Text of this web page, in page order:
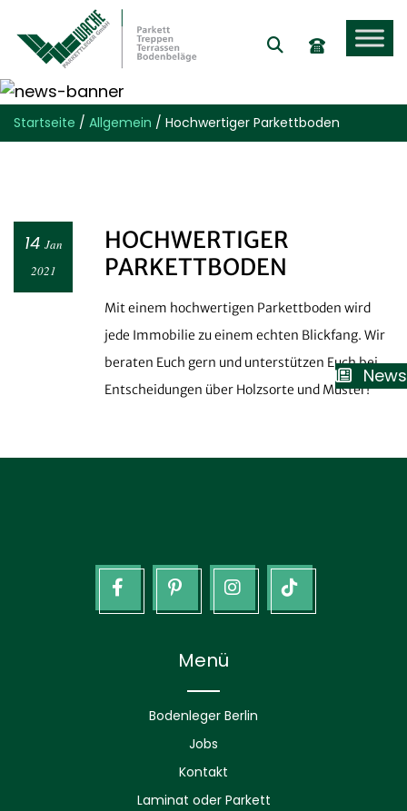
Startseite / Allgemein / Hochwertiger Parkettboden
HOCHWERTIGER
PARKETTBODEN
14 Jan
2021
Mit einem hochwertigen Parkettboden wird
jede Immobilie zu einem echten Blickfang. Wir
beraten Euch gern und unterstützen Euch bei
Entscheidungen über Holzsorte und Muster!
facebookPinterestInstagram
Tik
Menü
Bodenleger Berlin
Jobs
Kontakt
Laminat oder Parkett
News